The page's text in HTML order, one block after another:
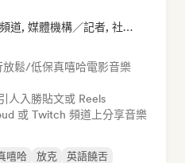
YouTube/Twitch 頻道, 媒體機構／記者, 社群媒體音樂博主
放鬆/低保真嘻哈電影音樂
人入勝貼文或 Reels
或 Twitch 頻道上分享音樂
嘻哈 放克
英語饒舌